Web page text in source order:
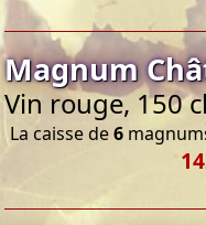
Magnum
Vin rouge, 150
La caisse de6